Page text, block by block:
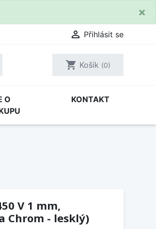
×
 Přihlásit se
shopping_cart Košík (0)
O
KONTAKT
V 1 mm,
Chrom - lesklý)